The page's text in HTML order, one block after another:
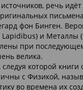
речь
фон Бинген.
и Металлы
при
велика.
которой книги
с Физикой,
во времена их